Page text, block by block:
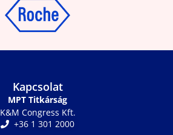
Kapcsolat
MPT Titkárság
K&M Congress Kft.
+36 1 301 2000